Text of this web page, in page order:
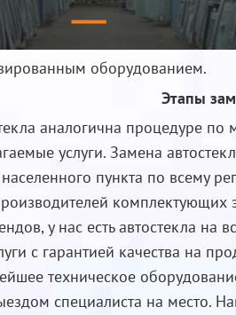
оборудованием.
Этапы
аналогична процедуре
услуги. Замена
пункта по всему
комплектующих
у нас есть автостекла
с гарантией качества на
техническое
специалиста на место.